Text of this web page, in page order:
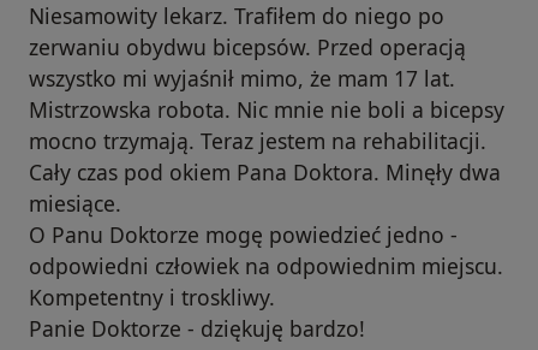
Niesamowity lekarz. Trafiłem do niego po
zerwaniu obydwu bicepsów. Przed operacją
wszystko mi wyjaśnił mimo, że mam 17 lat.
Mistrzowska robota. Nic mnie nie boli a bicepsy
mocno trzymają. Teraz jestem na rehabilitacji.
Cały czas pod okiem Pana Doktora. Minęły dwa
miesiące.
O Panu Doktorze mogę powiedzieć jedno -
odpowiedni człowiek na odpowiednim miejscu.
Kompetentny i troskliwy.
Panie Doktorze - dziękuję bardzo!